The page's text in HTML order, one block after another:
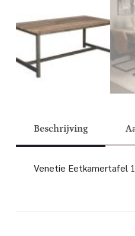
Beschrijving
Venetie Eetkamertafel